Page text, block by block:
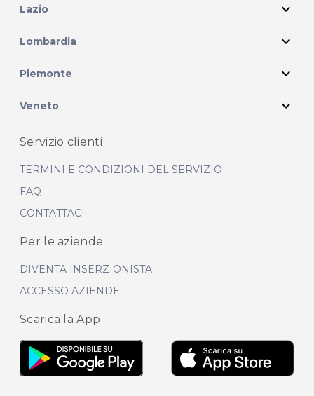
Lazio expand_more
Lombardia expand_more
Piemonte expand_more
Veneto expand_more
Servizio clienti
TERMINI E CONDIZIONI DEL SERVIZIO
FAQ
CONTATTACI
Per le aziende
DIVENTA INSERZIONISTA
ACCESSO AZIENDE
Scarica la App